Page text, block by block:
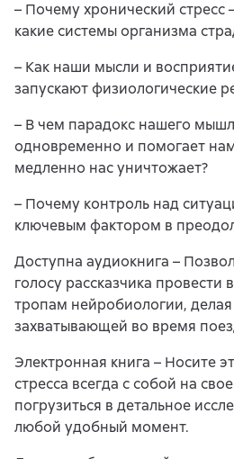
– Почему хронический стресс
какие системы организма
– Как наши мысли и
запускают физиологические
– В чем парадокс нашего
одновременно и помогает
медленно нас уничтожает?
– Почему контроль над
ключевым фактором в
Доступна аудиокнига –
голосу рассказчика провести
тропам нейробиологии,
захватывающей во время
Электронная книга – Носите
стресса всегда с собой на
погрузиться в детальное
любой удобный момент.